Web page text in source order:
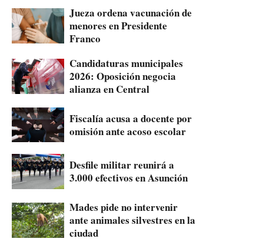
Jueza ordena vacunación de
menores en Presidente
Franco
Candidaturas municipales
2026: Oposición negocia
alianza en Central
Fiscalía acusa a docente por
omisión ante acoso escolar
Desfile militar reunirá a
3.000 efectivos en Asunción
Mades pide no intervenir
ante animales silvestres en la
ciudad